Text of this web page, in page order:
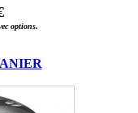
options.